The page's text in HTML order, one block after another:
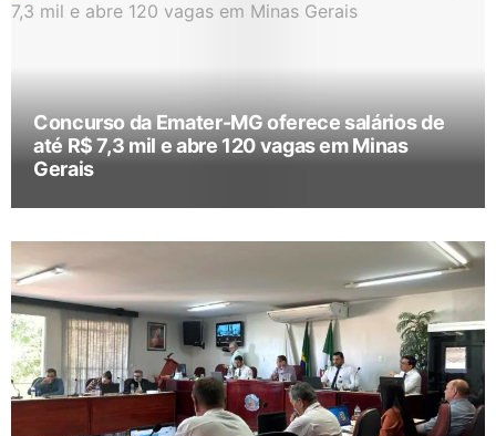
Concurso da Emater-MG oferece salários de
até R$ 7,3 mil e abre 120 vagas em Minas
Gerais